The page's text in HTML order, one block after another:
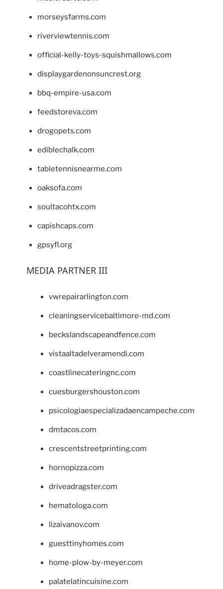
morseysfarms.com
riverviewtennis.com
official-kelly-toys-squishmallows.com
displaygardenonsuncrest.org
bbq-empire-usa.com
feedstoreva.com
drogopets.com
ediblechalk.com
tabletennisnearme.com
oaksofa.com
soultacohtx.com
capishcaps.com
gpsyfl.org
MEDIA PARTNER III
vwrepairarlington.com
cleaningservicebaltimore-md.com
beckslandscapeandfence.com
vistaaltadelveramendi.com
coastlinecateringnc.com
cuesburgershouston.com
psicologiaespecializadaencampeche.com
dmtacos.com
crescentstreetprinting.com
hornopizza.com
driveadragster.com
hematologa.com
lizaivanov.com
guesttinyhomes.com
home-plow-by-meyer.com
palatelatincuisine.com